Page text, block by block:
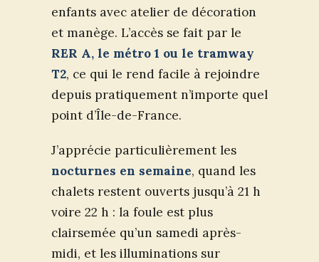
enfants avec atelier de décoration
et manège. L’accès se fait par le
RER A, le métro 1 ou le tramway
T2, ce qui le rend facile à rejoindre
depuis pratiquement n’importe quel
point d’Île-de-France.
J’apprécie particulièrement les
nocturnes en semaine, quand les
chalets restent ouverts jusqu’à 21 h
voire 22 h : la foule est plus
clairsemée qu’un samedi après-
midi, et les illuminations sur